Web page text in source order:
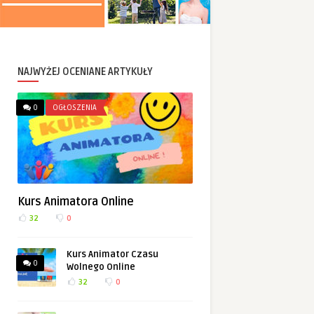
NAJWYŻEJ OCENIANE ARTYKUŁY
0 OGŁOSZENIA
Kurs Animatora Online
32 0
0
Kurs Animator Czasu
Wolnego Online
32 0